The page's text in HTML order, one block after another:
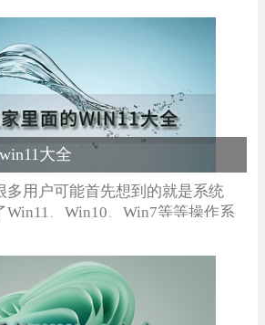
这里小编为大家整合了免费正版
大全
多用户可能首先想到的就是系统
Win11、Win10、Win7等等操作系
里面的win11大全，看看有没有你